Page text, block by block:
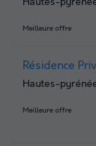
Meilleure offre
Résidence
Hautes-
Meilleure offre